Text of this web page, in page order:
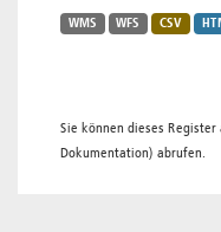
WMS WFS CSV
Sie können dieses Register
Dokumentation) abrufen.